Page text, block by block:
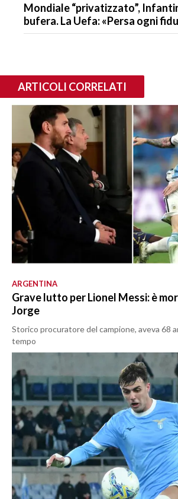
Mondiale “privatizzato”,
bufera. La Uefa: «Persa ogni
ARTICOLI CORRELATI
ARGENTINA
Grave lutto per Lionel Messi: è
Jorge
Storico procuratore del campione, aveva 68
tempo